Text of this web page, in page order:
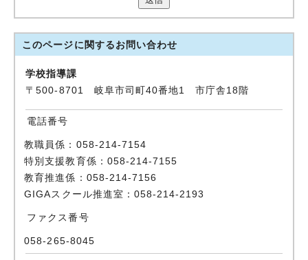
このページに関する お問い合わせ
学校指導課
〒500-8701 岐阜市司町40番地1 市庁舎18階
電話番号
教職員係：058-214-7154
特別支援教育係：058-214-7155
教育推進係：058-214-7156
GIGAスクール推進室：058-214-2193
ファクス番号
058-265-8045